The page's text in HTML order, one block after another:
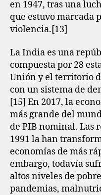
en 1947, tras una
que estuvo marcada
violencia.[13]​
La India es una
compuesta por 28
Unión y el territorio
con un sistema de
[15]​ En 2017, la
más grande del
de PIB nominal. Las
1991 la han
economías de más
embargo, todavía
altos niveles de
pandemias,